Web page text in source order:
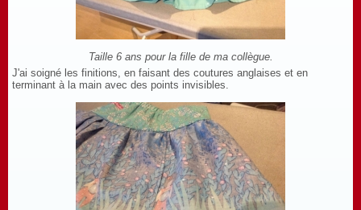
Taille 6 ans pour la fille de ma collègue.
J'ai soigné les finitions, en faisant des coutures anglaises et en
terminant à la main avec des points invisibles.